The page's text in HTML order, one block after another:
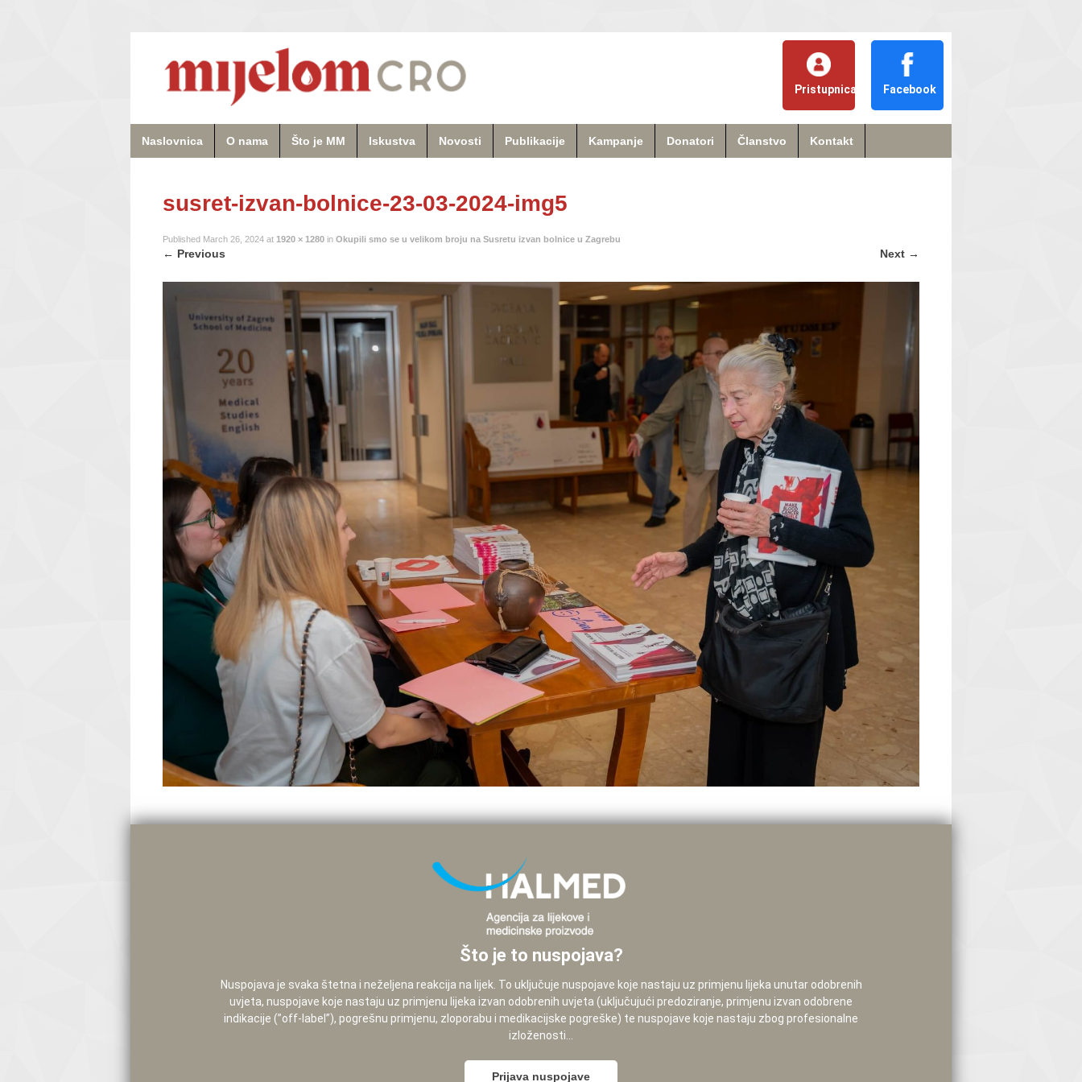
Pristupnica Facebook
Naslovnica O nama Što je MM Iskustva Novosti Publikacije Kampanje Donatori Članstvo Kontakt
susret-izvan-bolnice-23-03-2024-img5
Published March 26, 2024 at 1920 × 1280 in Okupili smo se u velikom broju na Susretu izvan bolnice u Zagrebu
← Previous Next →
Što je to nuspojava?
Nuspojava je svaka štetna i neželjena reakcija na lijek. To uključuje nuspojave koje nastaju uz primjenu lijeka unutar odobrenih
uvjeta, nuspojave koje nastaju uz primjenu lijeka izvan odobrenih uvjeta (uključujući predoziranje, primjenu izvan odobrene
indikacije (”off-label”), pogrešnu primjenu, zloporabu i medikacijske pogreške) te nuspojave koje nastaju zbog profesionalne
izloženosti...
Prijava nuspojave